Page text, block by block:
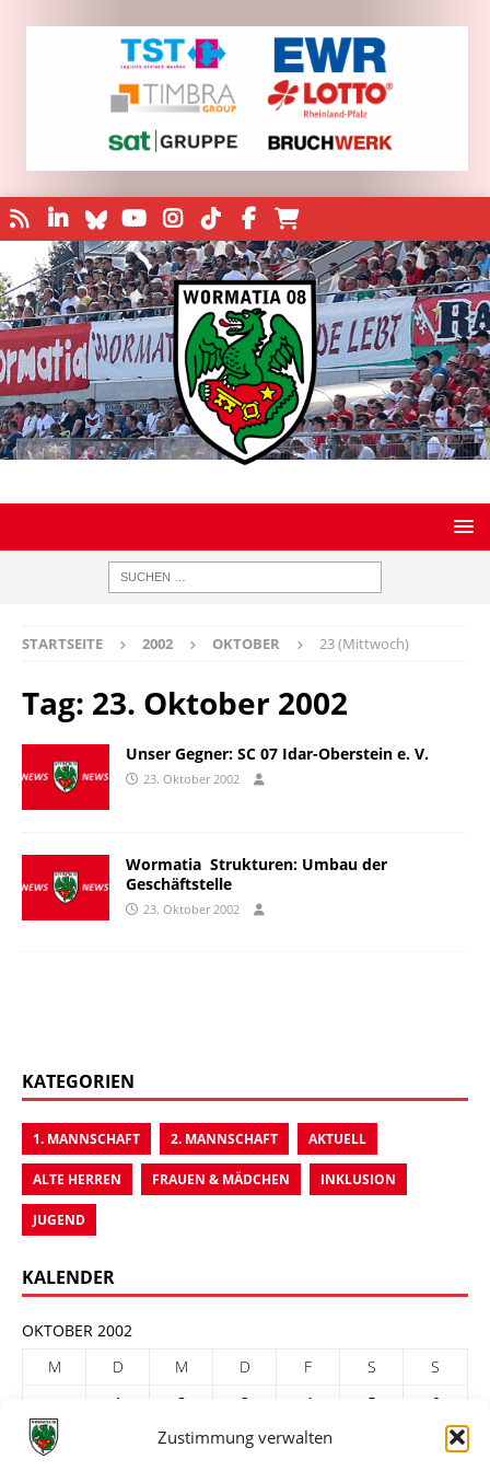
Zustimmung verwalten
STARTSEITE 2002 OKTOBER 23 (Mittwoch)
Tag: 23. Oktober 2002
Unser Gegner: SC 07 Idar-Oberstein e. V.
23. Oktober 2002
Wormatia  Strukturen: Umbau der
Geschäftstelle
23. Oktober 2002
KATEGORIEN
1. MANNSCHAFT 2. MANNSCHAFT AKTUELL
ALTE HERREN FRAUEN & MÄDCHEN INKLUSION
JUGEND
KALENDER
OKTOBER 2002
M
D M D F S
S
1
2 3 4 5
6
7
9 10 11